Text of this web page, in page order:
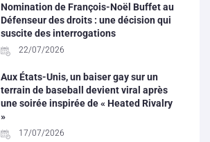
Nomination de François-Noël Buffet au
Défenseur des droits : une décision qui
suscite des interrogations
22/07/2026
Aux États-Unis, un baiser gay sur un
terrain de baseball devient viral après
une soirée inspirée de « Heated Rivalry
»
17/07/2026